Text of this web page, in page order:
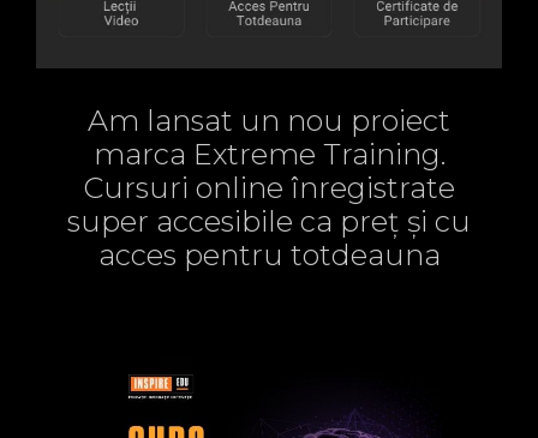
Am lansat un nou proiect
marca Extreme Training.
Cursuri online înregistrate
super accesibile ca preț și cu
acces pentru totdeauna